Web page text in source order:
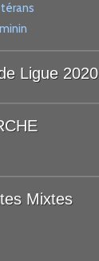
Ligue 2020
Mixtes